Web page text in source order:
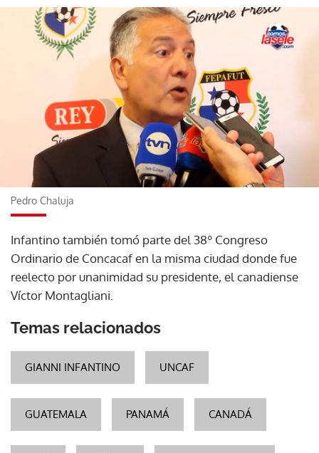
Pedro Chaluja
Infantino también tomó parte del 38º Congreso
Ordinario de Concacaf en la misma ciudad donde fue
reelecto por unanimidad su presidente, el canadiense
Víctor Montagliani.
Temas relacionados
GIANNI INFANTINO UNCAF
GUATEMALA PANAMÁ CANADÁ